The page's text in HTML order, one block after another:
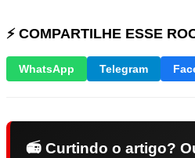
⚡ COMPARTILHE ESSE
WhatsApp Telegram
📻 Curtindo o artigo?